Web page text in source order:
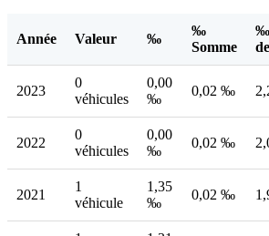
Année Valeur ‰
‰
Somme
‰
2023
0
véhicules
0,00
‰
0,02 ‰
2022
0
véhicules
0,00
‰
0,02 ‰
2021
1
véhicule
1,35
‰
0,02 ‰